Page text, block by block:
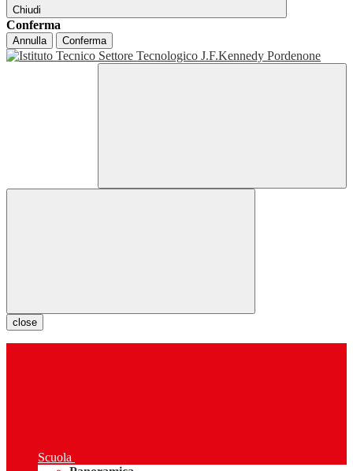
Chiudi
Conferma
Annulla Conferma
close
Scuola